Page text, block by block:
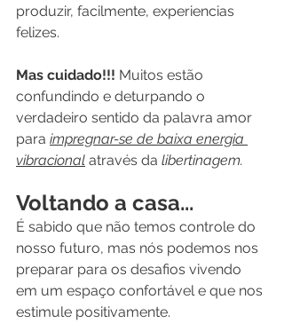
produzir, facilmente, experiencias
felizes.
Mas cuidado!!! Muitos estão
confundindo e deturpando o
verdadeiro sentido da palavra amor
para impregnar-se de baixa energia
vibracional através da libertinagem.
Voltando a casa...
É sabido que não temos controle do
nosso futuro, mas nós podemos nos
preparar para os desafios vivendo
em um espaço confortável e que nos
estimule positivamente.